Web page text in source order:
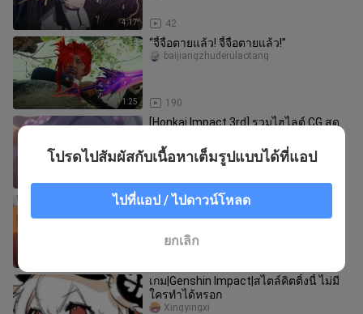
4:17 42
1:25
“จี้จื่อตายแล้ว! จี้จื่อตายแล้ว!”
190
baijiangzhuderulaotang
[Honkai Impact 3rd] รวมไฮไลต์ CG สุด
138
Liangxian
[GMV]ซีเล่ สาวน้อยผู้โชคร้าย <Honkai
เกม|Genshin Impact|สไตล์คิตติ้งนี้ ไม่มี
ใครทำได้หรอก
Xingyingxi
โปรดไปสัมผัสกับเนื้อหาเต็มรูปแบบได้ที่แอป
ไปที่แอป / ไปดาวน์โหลด
ยกเลิก